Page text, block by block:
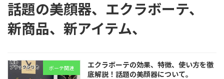
話題の美顔器、エクラボーテ、
新商品、新アイテム、
ボーテ関連
エクラボーテの効果、特徴、使い方を徹
底解説！話題の美顔器について。